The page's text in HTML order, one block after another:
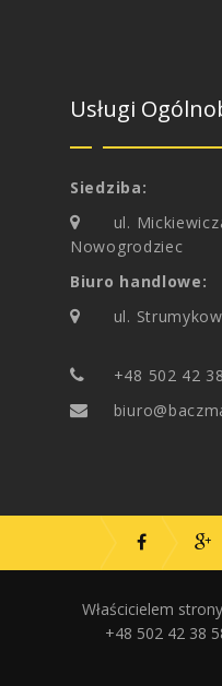
Usługi
Siedziba:
ul.
Nowogrodziec
Biuro handlowe:
ul.
+48 502 42
Właścicielem
+48 502 42 38